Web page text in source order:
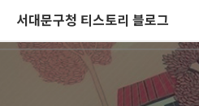
서대문구청 티스토리 블로그